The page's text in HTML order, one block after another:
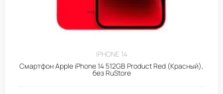
IPHONE 14
Смартфон Apple iPhone 14 512GB Product Red (Красный),
без RuStore